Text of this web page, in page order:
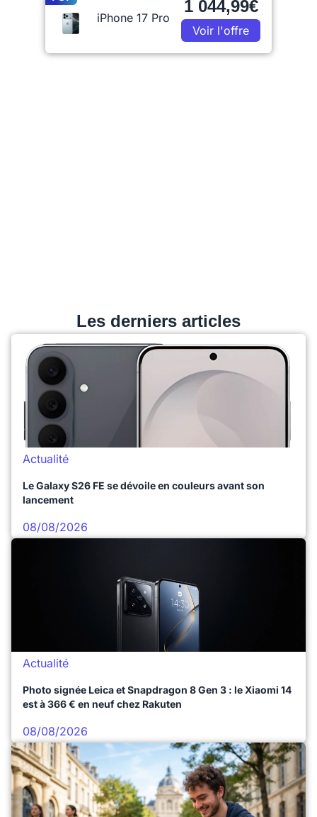
iPhone 17 Pro
1 044,99€
Voir l'offre
Les derniers articles
Actualité
Le Galaxy S26 FE se dévoile en couleurs avant son
lancement
08/08/2026
Actualité
Photo signée Leica et Snapdragon 8 Gen 3 : le Xiaomi 14
est à 366 € en neuf chez Rakuten
08/08/2026